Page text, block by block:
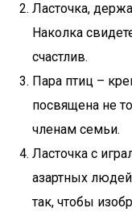
Ласточка,
Наколка
счастлив.
Пара птиц –
посвящена не
членам семьи.
Ласточка с
азартных
так, чтобы